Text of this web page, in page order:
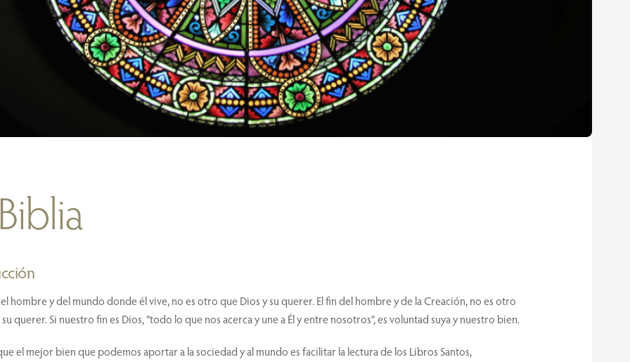
hombre y del mundo donde él vive, no es otro que Dios y su querer. El fin del hombre y de la Creación, no es otro
querer. Si nuestro fin es Dios, “todo lo que nos acerca y une a Él y entre nosotros”, es voluntad suya y nuestro bien.
el mejor bien que podemos aportar a la sociedad y al mundo es facilitar la lectura de los Libros Santos,